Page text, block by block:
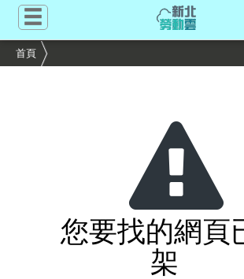
要
首頁
您要找的網頁
架